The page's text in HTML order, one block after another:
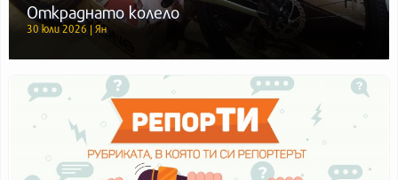
Откраднато колело
30 юли 2026 | Ян